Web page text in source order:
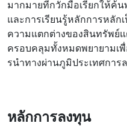
มากมายที่กวักมือเรียกให้ค้
และการเรียนรู้หลักการหลัก
ความแตกต่างของสินทรัพย์
ครอบคลุมทั้งหมดพยายามเ
รนําทางผ่านภูมิประเทศกา
หลักการลงทุน